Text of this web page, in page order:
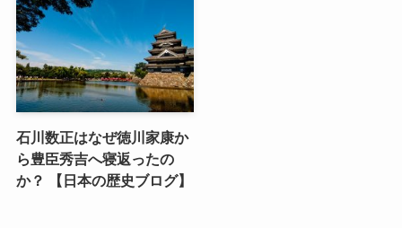
石川数正はなぜ徳川家康か
ら豊臣秀吉へ寝返ったの
か？ 【日本の歴史ブログ】